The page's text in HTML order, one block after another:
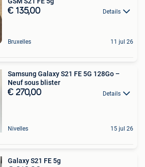
€ 135,00 Details
Bruxelles 11 jul 26
Samsung Galaxy S21 FE 5G 128Go –
Neuf sous blister
€ 270,00 Details
Nivelles 15 jul 26
Galaxy S21 FE 5g